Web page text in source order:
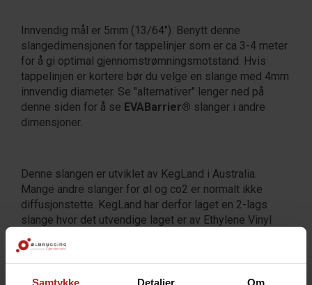
Samtykke Detaljer Om
Innvendig mål er 5mm (13/64"). Benytt denne
slangedimensjonen for tappelinjer som er ca 3-4 meter
for å gi optimal gjennomstrømningsmotstand. Hvis
tappelinjen er kortere bør du velge en slange med 4mm
innvendig diameter. Se "alternativer" lenger ned på
denne siden for å se EVABarrier® slanger i andre
dimensjoner.
Denne slangen er utviklet av KegLand i Australia.
Mange andre slanger for øl og co2 er normalt ikke
diffusjonstette. KegLand har derfor laget en 2-lags
slange hvor det utvendige laget er av Ethylene Vinyl
Acetate (EVA), et ekstremt fleksibelt og robust
plastmateriale som kan bøyes uten å kollapse eller
knekke. Dette materialet gjør også at slangen tetter
godt iDuotight og John Guest hurtigkoblinger. Det